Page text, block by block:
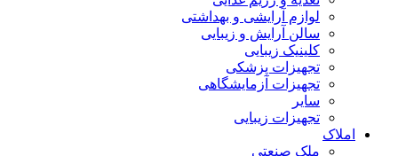
لوازم آرایشی و بهداشتی
سالن آرایش و زیبایی
کلینیک زیبایی
تجهیزات پزشکی
تجهیزات آزمایشگاهی
سایر
تجهیزات زیبایی
املاک
ملک صنعتی